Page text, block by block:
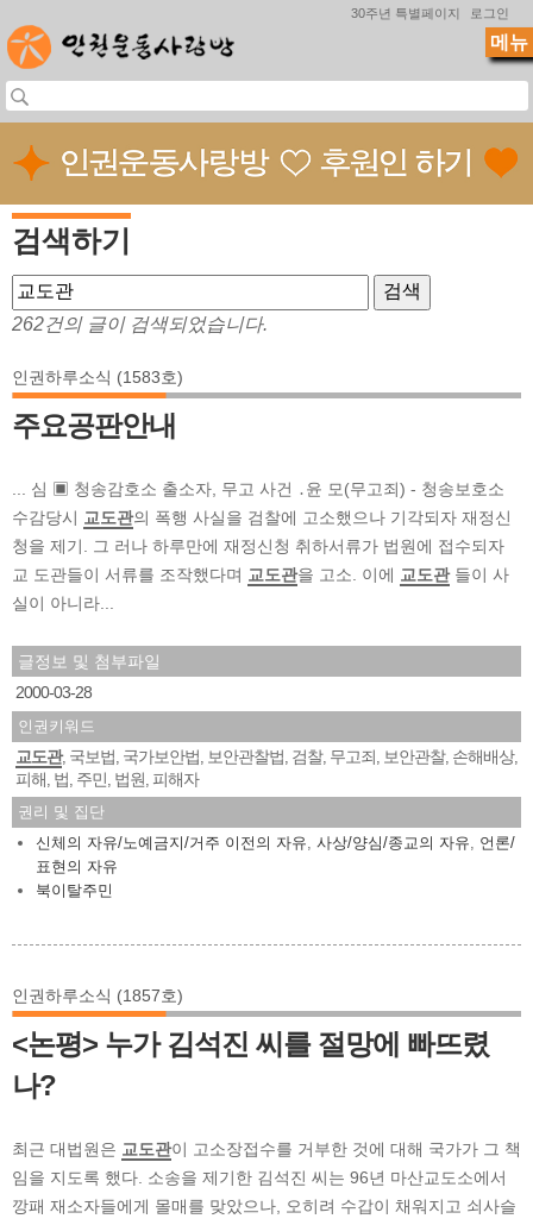
30주년 특별페이지 로그인
검색하기
262건의 글이 검색되었습니다.
인권하루소식 (1583호)
주요공판안내
... 심 ▣ 청송감호소 출소자, 무고 사건 ․윤 모(무고죄) - 청송보호소
수감당시 교도관의 폭행 사실을 검찰에 고소했으나 기각되자 재정신
청을 제기. 그 러나 하루만에 재정신청 취하서류가 법원에 접수되자
교 도관들이 서류를 조작했다며 교도관을 고소. 이에 교도관들이 사
실이 아니라...
글정보 및 첨부파일
2000-03-28
인권키워드
교도관, 국보법 국가보안법 보안관찰법 검찰, 무고죄 보안관찰, 손해배상,
피해 법 주민 법원 피해자
권리 및 집단
신체의 자유/노예금지/거주 이전의 자유 사상/양심/종교의 자유
언론/
표현의 자유
북이탈주민
인권하루소식 (1857호)
<논평> 누가 김석진 씨를 절망에 빠뜨렸
나?
최근 대법원은 교도관이 고소장접수를 거부한 것에 대해 국가가 그 책
임을 지도록 했다. 소송을 제기한 김석진 씨는 96년 마산교도소에서
깡패 재소자들에게 몰매를 맞았으나, 오히려 수갑이 채워지고 쇠사슬
메뉴